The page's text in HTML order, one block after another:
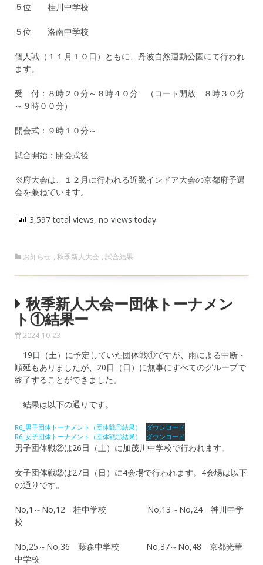
５位 桂川中学校
５位 洛南中学校
個人戦（１１月１０日）ともに、丹波自然運動公園にて行われ
ます。
受 付：８時２０分～８時４０分 （コート開放 ８時３０分
～９時００分）
開会式：９時１０分～
試合開始：開会式後
※府大会は、１２月に行われる近畿インドア大会の京都府予選
会を兼ねています。
3,597 total views, no views today
お知らせ , 秋季新人大会 , 試合結果
秋季新人大会ー団体トーナメン
ト①結果ー
2024-10-23
19日（土）に予定していた団体戦①ですが、雨による中断・
順延もありましたが、20日（日）に無事にすべてのグループで
終了することができました。
結果は以下の通りです。
R6_男子団体トーナメント（団体戦①結果）
ダウンロード
R6_女子団体トーナメント（団体戦①結果）
ダウンロード
男子団体戦②は26日（土）に加茂川中学校で行われます。
女子団体戦②は27日（日）に4会場で行われます。4会場は以下
の通りです。
No,1～No,12 桂中学校 No,13～No,24 神川中学
校
No,25～No,36 藤森中学校 No,37～No,48 京都光華
中学校